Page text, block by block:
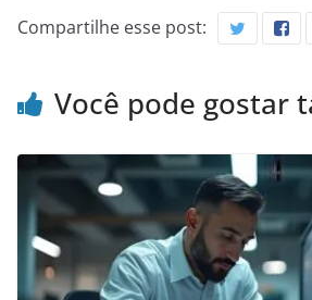
Compartilhe esse post:
Você pode gostar